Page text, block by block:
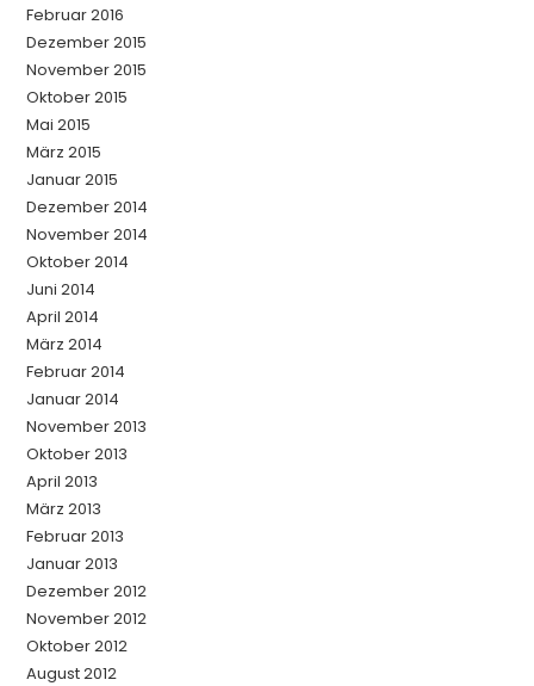
Februar 2016
Dezember 2015
November 2015
Oktober 2015
Mai 2015
März 2015
Januar 2015
Dezember 2014
November 2014
Oktober 2014
Juni 2014
April 2014
März 2014
Februar 2014
Januar 2014
November 2013
Oktober 2013
April 2013
März 2013
Februar 2013
Januar 2013
Dezember 2012
November 2012
Oktober 2012
August 2012